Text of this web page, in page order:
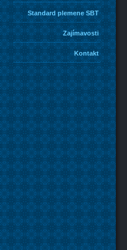
Standard plemene SBT
Zajímavosti
Kontakt